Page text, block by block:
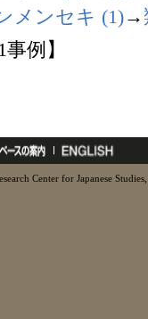
メンセキ (1)→
事例】
Center for Japanese